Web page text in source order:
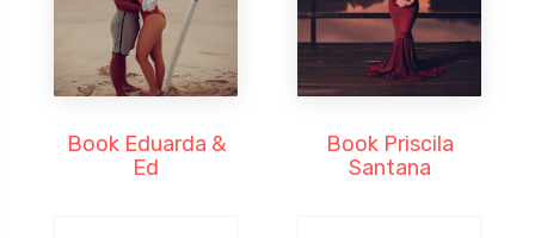
Book Eduarda &
Ed
Book Priscila
Santana